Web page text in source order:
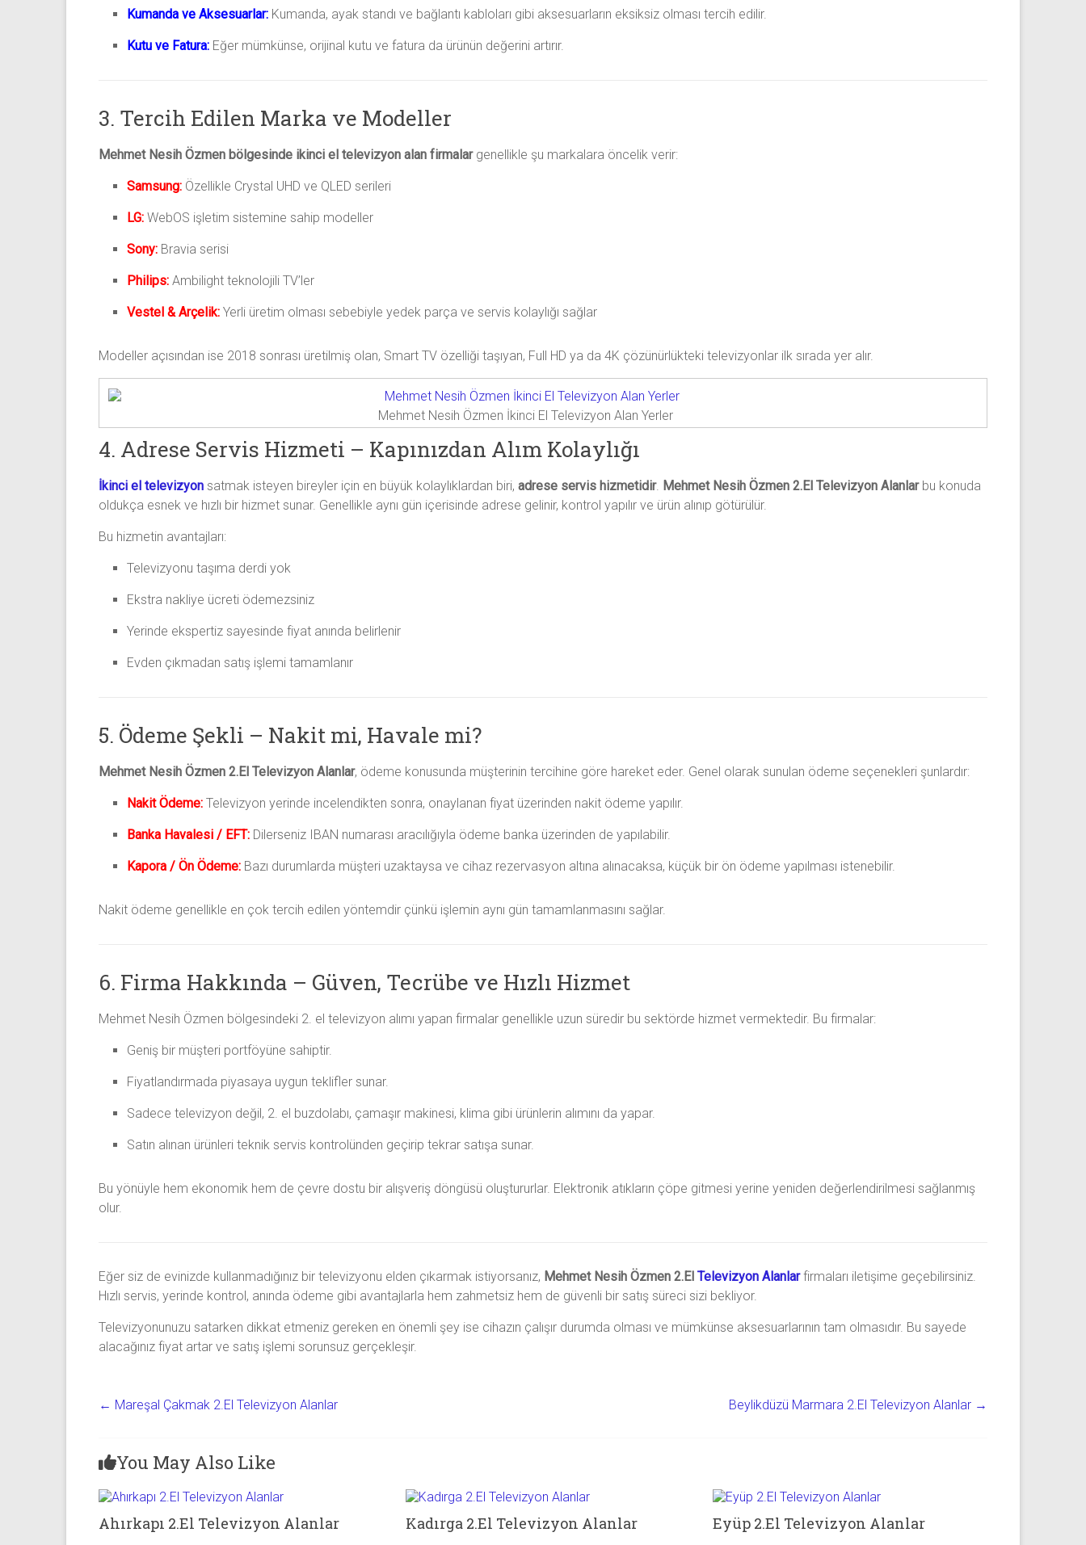
Kumanda ve Aksesuarlar: Kumanda, ayak standı ve bağlantı kabloları gibi aksesuarların eksiksiz olması tercih edilir.
Kutu ve Fatura: Eğer mümkünse, orijinal kutu ve fatura da ürünün değerini artırır.
3. Tercih Edilen Marka ve Modeller
Mehmet Nesih Özmen bölgesinde ikinci el televizyon alan firmalargenellikle şu markalara öncelik verir:
Samsung: Özellikle Crystal UHD ve QLED serileri
LG: WebOS işletim sistemine sahip modeller
Sony: Bravia serisi
Philips: Ambilight teknolojili TV’ler
Vestel & Arçelik: Yerli üretim olması sebebiyle yedek parça ve servis kolaylığı sağlar
Modeller açısından ise 2018 sonrası üretilmiş olan, Smart TV özelliği taşıyan, Full HD ya da 4K çözünürlükteki televizyonlar ilk sırada yer alır.
Mehmet Nesih Özmen İkinci El Televizyon Alan Yerler
4. Adrese Servis Hizmeti – Kapınızdan Alım Kolaylığı
İkinci el televizyon satmak isteyen bireyler için en büyük kolaylıklardan biri, adrese servis hizmetidir. Mehmet Nesih Özmen 2.El Televizyon Alanlarbu konuda
oldukça esnek ve hızlı bir hizmet sunar. Genellikle aynı gün içerisinde adrese gelinir, kontrol yapılır ve ürün alınıp götürülür.
Bu hizmetin avantajları:
Televizyonu taşıma derdi yok
Ekstra nakliye ücreti ödemezsiniz
Yerinde ekspertiz sayesinde fiyat anında belirlenir
Evden çıkmadan satış işlemi tamamlanır
5. Ödeme Şekli – Nakit mi, Havale mi?
Mehmet Nesih Özmen 2.El Televizyon Alanlar, ödeme konusunda müşterinin tercihine göre hareket eder. Genel olarak sunulan ödeme seçenekleri şunlardır:
Nakit Ödeme: Televizyon yerinde incelendikten sonra, onaylanan fiyat üzerinden nakit ödeme yapılır.
Banka Havalesi / EFT: Dilerseniz IBAN numarası aracılığıyla ödeme banka üzerinden de yapılabilir.
Kapora / Ön Ödeme: Bazı durumlarda müşteri uzaktaysa ve cihaz rezervasyon altına alınacaksa, küçük bir ön ödeme yapılması istenebilir.
Nakit ödeme genellikle en çok tercih edilen yöntemdir çünkü işlemin aynı gün tamamlanmasını sağlar.
6. Firma Hakkında – Güven, Tecrübe ve Hızlı Hizmet
Mehmet Nesih Özmen bölgesindeki 2. el televizyon alımı yapan firmalar genellikle uzun süredir bu sektörde hizmet vermektedir. Bu firmalar:
Geniş bir müşteri portföyüne sahiptir.
Fiyatlandırmada piyasaya uygun teklifler sunar.
Sadece televizyon değil, 2. el buzdolabı, çamaşır makinesi, klima gibi ürünlerin alımını da yapar.
Satın alınan ürünleri teknik servis kontrolünden geçirip tekrar satışa sunar.
Bu yönüyle hem ekonomik hem de çevre dostu bir alışveriş döngüsü oluştururlar. Elektronik atıkların çöpe gitmesi yerine yeniden değerlendirilmesi sağlanmış
olur.
Eğer siz de evinizde kullanmadığınız bir televizyonu elden çıkarmak istiyorsanız, Mehmet Nesih Özmen 2.El Televizyon Alanlarfirmaları iletişime geçebilirsiniz.
Hızlı servis, yerinde kontrol, anında ödeme gibi avantajlarla hem zahmetsiz hem de güvenli bir satış süreci sizi bekliyor.
Televizyonunuzu satarken dikkat etmeniz gereken en önemli şey ise cihazın çalışır durumda olması ve mümkünse aksesuarlarının tam olmasıdır. Bu sayede
alacağınız fiyat artar ve satış işlemi sorunsuz gerçekleşir.
← Mareşal Çakmak 2.El Televizyon Alanlar Beylikdüzü Marmara 2.El Televizyon Alanlar →
You May Also Like
Ahırkapı 2.El Televizyon Alanlar Kadırga 2.El Televizyon Alanlar Eyüp 2.El Televizyon Alanlar